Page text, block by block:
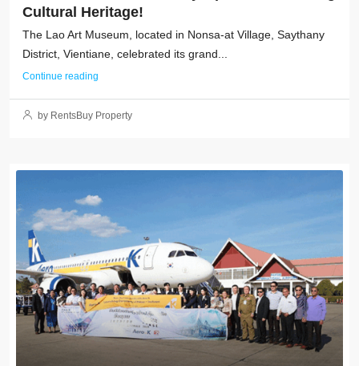
Cultural Heritage!
The Lao Art Museum, located in Nonsa-at Village, Saythany
District, Vientiane, celebrated its grand...
Continue reading
by RentsBuy Property